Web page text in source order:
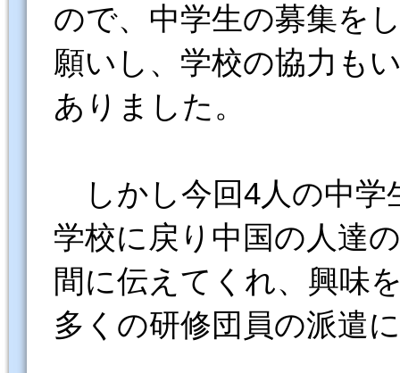
ので、中学生の募集を
願いし、学校の協力も
ありました。
しかし今回4人の中学
学校に戻り中国の人達
間に伝えてくれ、興味
多くの研修団員の派遣